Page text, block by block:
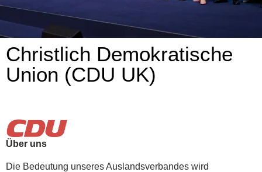
Christlich Demokratische
Union (CDU UK)
Über uns
Die Bedeutung unseres Auslandsverbandes wird